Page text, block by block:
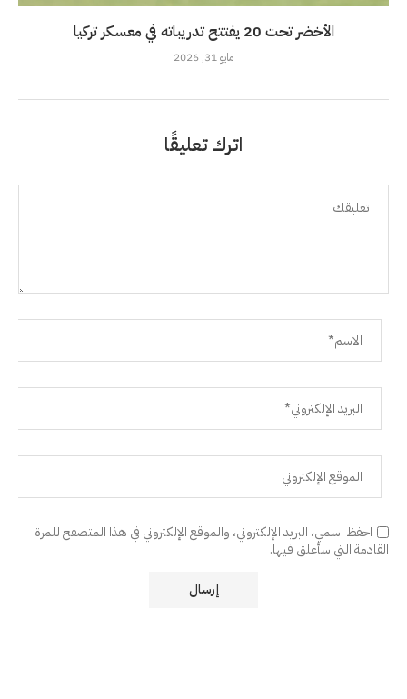
الأخضر تحت 20 يفتتح تدريباته في معسكر تركيا
مايو 31, 2026
اترك تعليقًا
احفظ اسمي، البريد الإلكتروني، والموقع الإلكتروني في هذا المتصفح للمرة
القادمة التي سأعلق فيها.